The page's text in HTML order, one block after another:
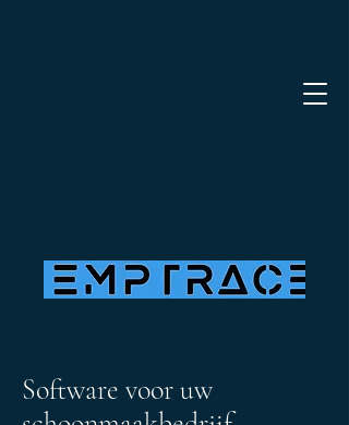
Software voor uw